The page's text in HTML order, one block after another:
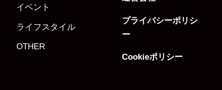
イベント
ライフスタイル
OTHER
プライバシーポリシ
ー
Cookieポリシー